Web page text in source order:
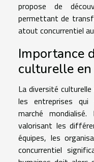
propose de
permettant de
atout concurrentiel
Importance
culturelle
La diversité
les entreprises qui
marché
valorisant les
équipes, les
concurrentiel